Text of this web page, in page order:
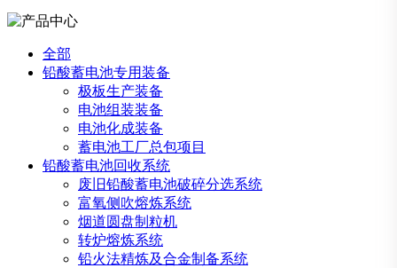
全部
铅酸蓄电池专用装备
极板生产装备
电池组装装备
电池化成装备
蓄电池工厂总包项目
铅酸蓄电池回收系统
废旧铅酸蓄电池破碎分选系统
富氧侧吹熔炼系统
烟道圆盘制粒机
转炉熔炼系统
铅火法精炼及合金制备系统